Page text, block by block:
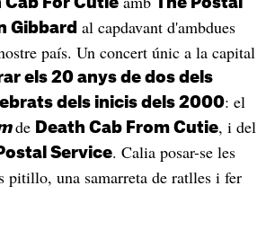
Gibbard al capdavant d'ambdues
país. Un concert únic a la capital
els 20 anys de dos dels
dels inicis dels 2000: el
de Death Cab From Cutie, i del
Service. Calia posar-se les
pitillo, una samarreta de ratlles i fer